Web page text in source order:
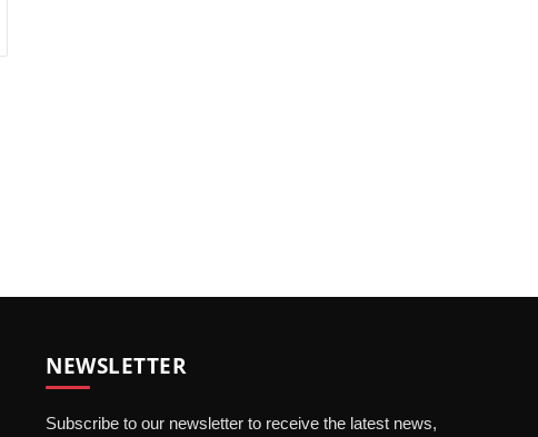
NEWSLETTER
Subscribe to our newsletter to receive the latest news,